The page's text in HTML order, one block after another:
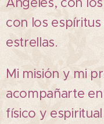
con los
estrellas.
Mi misión y mi
acompañarte
físico y